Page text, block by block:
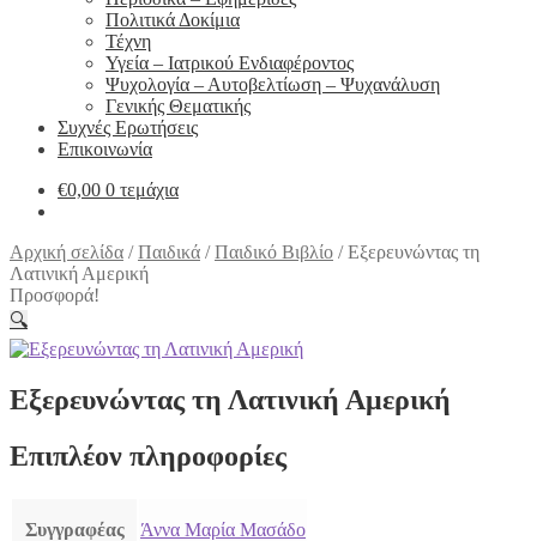
Πολιτικά Δοκίμια
Τέχνη
Υγεία – Ιατρικού Ενδιαφέροντος
Ψυχολογία – Αυτοβελτίωση – Ψυχανάλυση
Γενικής Θεματικής
Συχνές Ερωτήσεις
Επικοινωνία
€0,00 0 τεμάχια
Αρχική σελίδα /Παιδικά /Παιδικό Βιβλίο /Εξερευνώντας τη
Λατινική Αμερική
Προσφορά!
🔍
Εξερευνώντας τη Λατινική Αμερική
Επιπλέον πληροφορίες
Συγγραφέας Άννα Μαρία Μασάδο